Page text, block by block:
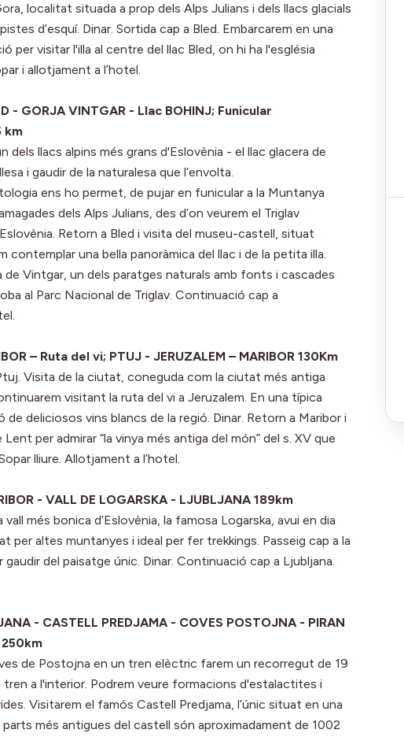
localitat situada a prop dels Alps Julians i dels llacs glacials
d’esquí. Dinar. Sortida cap a Bled. Embarcarem en una
per visitar l'illa al centre del llac Bled, on hi ha l'església
i allotjament a l’hotel.
- GORJA VINTGAR - Llac BOHINJ; Funicular
km
dels llacs alpins més grans d'Eslovènia - el llac glacera de
i gaudir de la naturalesa que l’envolta.
ens ho permet, de pujar en funicular a la Muntanya
dels Alps Julians, des d’on veurem el Triglav
Retorn a Bled i visita del museu-castell, situat
contemplar una bella panoràmica del llac i de la petita illa.
de Vintgar, un dels paratges naturals amb fonts i cascades
al Parc Nacional de Triglav. Continuació cap a
– Ruta del vi; PTUJ - JERUZALEM – MARIBOR 130Km
Visita de la ciutat, coneguda com la ciutat més antiga
visitant la ruta del vi a Jeruzalem. En una típica
deliciosos vins blancs de la regió. Dinar. Retorn a Maribor i
per admirar “la vinya més antiga del món” del s. XV que
lliure. Allotjament a l’hotel.
- VALL DE LOGARSKA - LJUBLJANA 189km
vall més bonica d’Eslovènia, la famosa Logarska, avui en dia
per altes muntanyes i ideal per fer trekkings. Passeig cap a la
gaudir del paisatge únic. Dinar. Continuació cap a Ljubljana.
- CASTELL PREDJAMA - COVES POSTOJNA - PIRAN
de Postojna en un tren elèctric farem un recorregut de 19
tren a l'interior. Podrem veure formacions d'estalactites i
Visitarem el famós Castell Predjama, l’únic situat en una
parts més antigues del castell són aproximadament de 1002